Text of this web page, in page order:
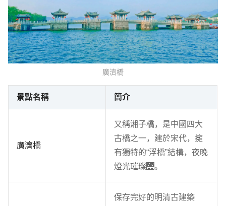
廣濟橋
景點名稱 簡介
廣濟橋
又稱湘子橋，是中國四大
古橋之一，建於宋代，擁
有獨特的“浮橋”結構，夜晚
燈光璀璨🌉。
保存完好的明清古建築